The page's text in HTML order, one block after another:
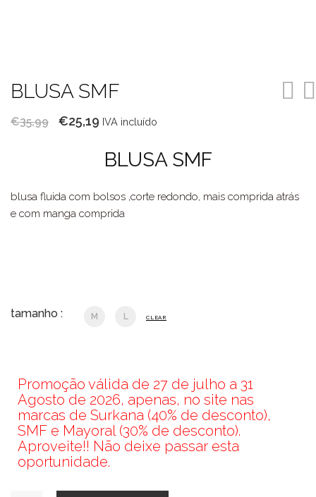
BLUSA SMF
€35,99
O
€35,99.
€25,19 O
atual
€25,19.
IVA incluído
BLUSA SMF
blusa fluida com bolsos ,corte redondo, mais comprida atrás
e com manga comprida
tamanho : M L CLEAR
Promoção válida de 27 de julho a 31
Agosto de 2026, apenas, no site nas
marcas de Surkana (40% de desconto),
SMF e Mayoral (30% de desconto).
Aproveite!! Não deixe passar esta
oportunidade.